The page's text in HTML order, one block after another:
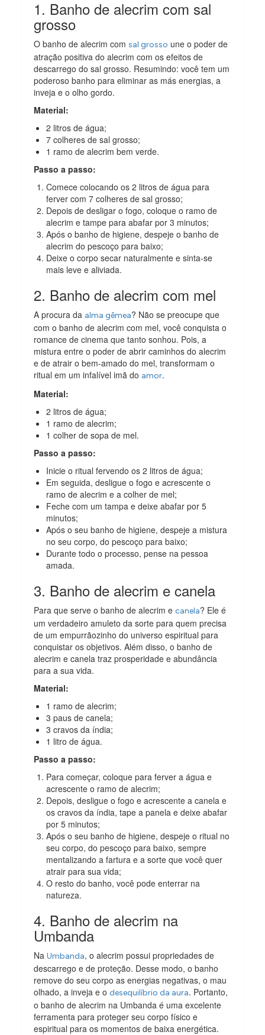
1. Banho de alecrim com sal
grosso
O banho de alecrim comsal grosso une o poder de
atração positiva do alecrim com os efeitos de
descarrego do sal grosso. Resumindo: você tem um
poderoso banho para eliminar as más energias, a
inveja e o olho gordo.
Material:
2 litros de água;
7 colheres de sal grosso;
1 ramo de alecrim bem verde.
Passo a passo:
Comece colocando os 2 litros de água para
ferver com 7 colheres de sal grosso;
Depois de desligar o fogo, coloque o ramo de
alecrim e tampe para abafar por 3 minutos;
Após o banho de higiene, despeje o banho de
alecrim do pescoço para baixo;
Deixe o corpo secar naturalmente e sinta-se
mais leve e aliviada.
2. Banho de alecrim com mel
A procura da alma gêmea? Não se preocupe que
com o banho de alecrim com mel, você conquista o
romance de cinema que tanto sonhou. Pois, a
mistura entre o poder de abrir caminhos do alecrim
e de atrair o bem-amado do mel, transformam o
ritual em um infalível imã do amor.
Material:
2 litros de água;
1 ramo de alecrim;
1 colher de sopa de mel.
Passo a passo:
Inicie o ritual fervendo os 2 litros de água;
Em seguida, desligue o fogo e acrescente o
ramo de alecrim e a colher de mel;
Feche com um tampa e deixe abafar por 5
minutos;
Após o seu banho de higiene, despeje a mistura
no seu corpo, do pescoço para baixo;
Durante todo o processo, pense na pessoa
amada.
3. Banho de alecrim e canela
Para que serve o banho de alecrim ecanela? Ele é
um verdadeiro amuleto da sorte para quem precisa
de um empurrãozinho do universo espiritual para
conquistar os objetivos. Além disso, o banho de
alecrim e canela traz prosperidade e abundância
para a sua vida.
Material:
1 ramo de alecrim;
3 paus de canela;
3 cravos da índia;
1 litro de água.
Passo a passo:
Para começar, coloque para ferver a água e
acrescente o ramo de alecrim;
Depois, desligue o fogo e acrescente a canela e
os cravos da índia, tape a panela e deixe abafar
por 5 minutos;
Após o seu banho de higiene, despeje o ritual no
seu corpo, do pescoço para baixo, sempre
mentalizando a fartura e a sorte que você quer
atrair para sua vida;
O resto do banho, você pode enterrar na
natureza.
4. Banho de alecrim na
Umbanda
NaUmbanda, o alecrim possui propriedades de
descarrego e de proteção. Desse modo, o banho
remove do seu corpo as energias negativas, o mau
olhado, a inveja e odesequilíbrio da aura. Portanto,
o banho de alecrim na Umbanda é uma excelente
ferramenta para proteger seu corpo físico e
espiritual para os momentos de baixa energética.